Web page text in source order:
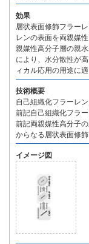
効果
層状表面修飾フラー
レンの表面を両親媒
親媒性高分子層の親
により、水分散性が
ィカル応用の用途に
技術概要
自己組織化フラーレン
前記自己組織化フラ
前記両親媒性高分子
からなる層状表面修飾
イメージ図